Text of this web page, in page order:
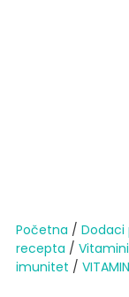
Početna / Dodaci
recepta /
imunitet /